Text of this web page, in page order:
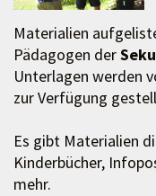
Materialien
Pädagogen der
Unterlagen werden
zur Verfügung
Es gibt Materialien
Kinderbücher,
mehr.